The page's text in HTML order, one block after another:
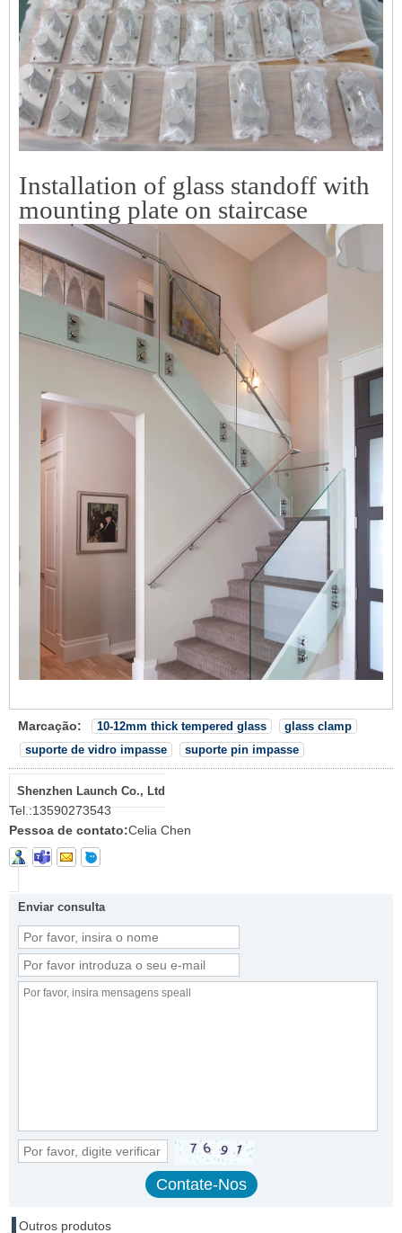
Installation of glass standoff with
mounting plate on staircase
Marcação: 10-12mm thick tempered glass
glass clamp
suporte de vidro impasse
suporte pin impasse
Shenzhen Launch Co., Ltd
Tel.:13590273543
Pessoa de contato:Celia Chen
Enviar consulta
Outros produtos